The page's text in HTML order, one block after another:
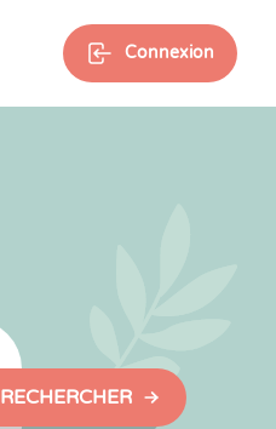
Connexion
RECHERCHER